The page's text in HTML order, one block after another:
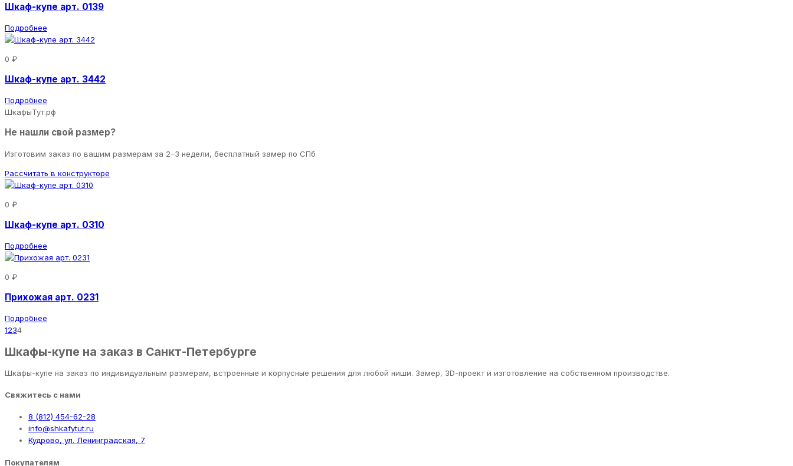
Шкаф-купе арт. 0139
Подробнее
0 ₽
Шкаф-купе арт. 3442
Подробнее
ШкафыТут.рф
Не нашли свой размер?
Изготовим заказ по вашим размерам за 2–3 недели, бесплатный замер по СПб
Рассчитать в конструкторе
0 ₽
Шкаф-купе арт. 0310
Подробнее
0 ₽
Прихожая арт. 0231
Подробнее
1234
Шкафы-купе на заказ в Санкт-Петербурге
Шкафы-купе на заказ по индивидуальным размерам, встроенные и корпусные решения для любой ниши. Замер, 3D-проект и изготовление на собственном производстве.
Свяжитесь с нами
8 (812) 454-62-28
info@shkafytut.ru
Кудрово, ул. Ленинградская, 7
Покупателям